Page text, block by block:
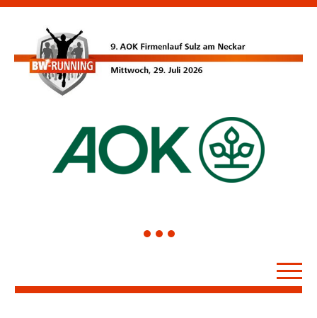
1 2 3